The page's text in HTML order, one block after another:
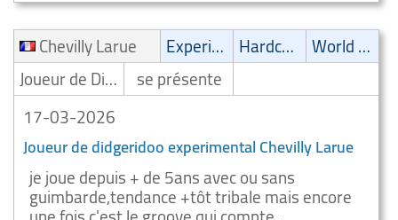
Chevilly Larue
Experimental Hardcore
World Music
Joueur de Didgeridoo/Digeridooiste
se présente
17-03-2026
Joueur de didgeridoo experimental Chevilly Larue
je joue depuis + de 5ans avec ou sans
guimbarde,tendance +tôt tribale mais encore